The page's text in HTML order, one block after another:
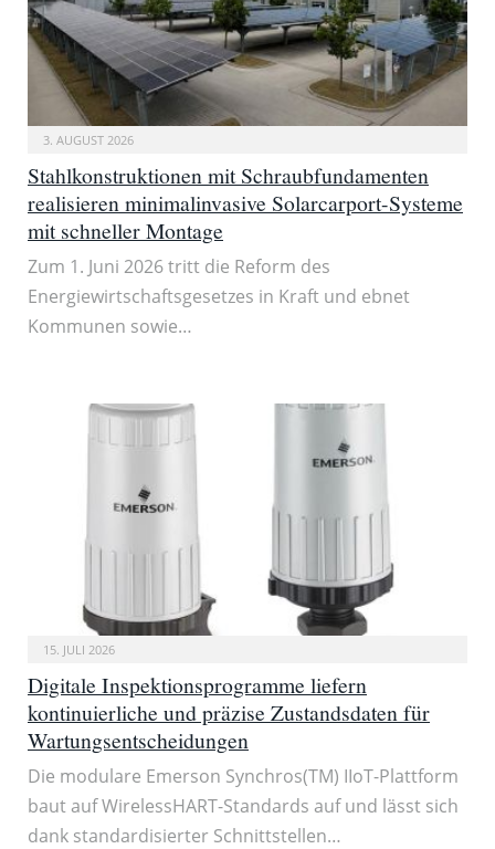
3. AUGUST 2026
Stahlkonstruktionen mit Schraubfundamenten
realisieren minimalinvasive Solarcarport-Systeme
mit schneller Montage
Zum 1. Juni 2026 tritt die Reform des
Energiewirtschaftsgesetzes in Kraft und ebnet
Kommunen sowie…
15. JULI 2026
Digitale Inspektionsprogramme liefern
kontinuierliche und präzise Zustandsdaten für
Wartungsentscheidungen
Die modulare Emerson Synchros(TM) IIoT-Plattform
baut auf WirelessHART-Standards auf und lässt sich
dank standardisierter Schnittstellen…